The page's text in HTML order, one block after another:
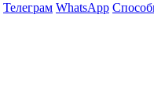
Телеграм WhatsApp